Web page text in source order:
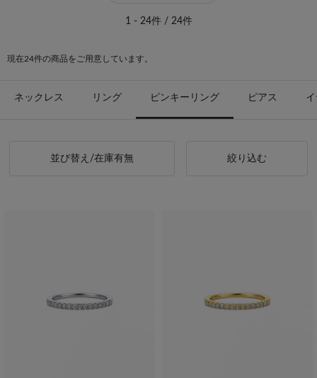
1 - 24件 / 24件
現在24件の商品をご用意しています。
ネックレス リング ピンキーリング ピアス
並び替え/在庫有無 絞り込む